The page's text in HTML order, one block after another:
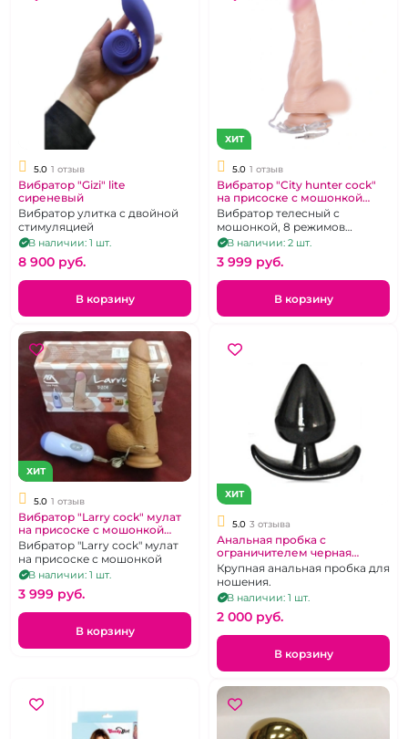
5.0 1 отзыв
Вибратор "Gizi" lite
сиреневый
Вибратор улитка с двойной
стимуляцией
В наличии: 1 шт.
8 900 pуб.
В корзину
ХИТ
5.0 1 отзыв
Вибратор "City hunter cock"
на присоске с мошонкой
p1004
Вибратор телесный с
мошонкой, 8 режимов
вибрации
В наличии: 2 шт.
3 999 pуб.
В корзину
ХИТ
5.0 1 отзыв
Вибратор "Larry cock" мулат
на присоске с мошонкой
p2011
Вибратор "Larry cock" мулат
на присоске с мошонкой
В наличии: 1 шт.
3 999 pуб.
В корзину
ХИТ
5.0 3 отзыва
Анальная пробка с
ограничителем черная
диаметр 6 см
Крупная анальная пробка для
ношения.
В наличии: 1 шт.
2 000 pуб.
В корзину